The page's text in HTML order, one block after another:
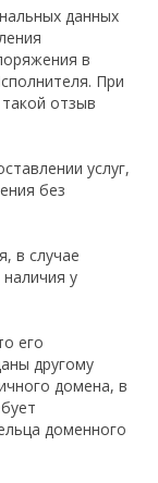
данных
в
При
отзыв
услуг,
без
в случае
у
его
другому
домена, в
доменного